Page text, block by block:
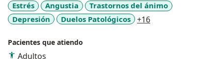
Estrés Angustia
Trastornos del ánimo
Depresión
Duelos Patológicos +16
Pacientes que atiendo
Adultos